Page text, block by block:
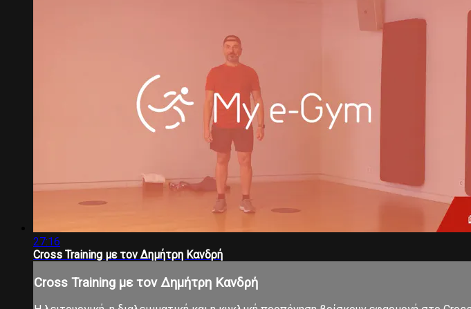
27:16
Cross Training με τον Δημήτρη Κανδρή
Cross Training με τον Δημήτρη Κανδρή